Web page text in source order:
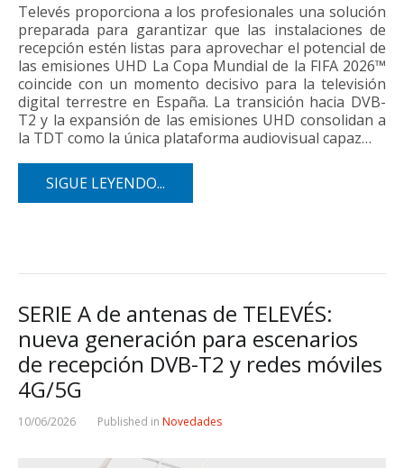
Televés proporciona a los profesionales una solución
preparada para garantizar que las instalaciones de
recepción estén listas para aprovechar el potencial de
las emisiones UHD La Copa Mundial de la FIFA 2026™
coincide con un momento decisivo para la televisión
digital terrestre en España. La transición hacia DVB-
T2 y la expansión de las emisiones UHD consolidan a
la TDT como la única plataforma audiovisual capaz…
SIGUE LEYENDO...
SERIE A de antenas de TELEVÉS:
nueva generación para escenarios
de recepción DVB-T2 y redes móviles
4G/5G
10/06/2026 Published in Novedades